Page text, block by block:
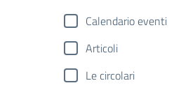
Calendario eventi
Articoli
Le circolari